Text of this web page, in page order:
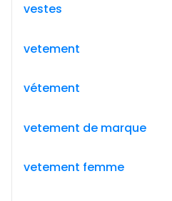
vestes
vetement
vétement
vetement de marque
vetement femme